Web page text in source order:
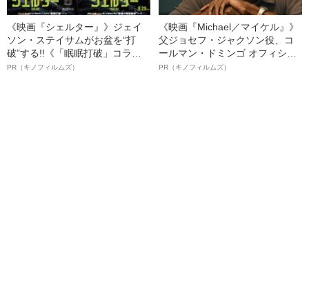
《映画『シェルター』》ジェイ
ソン・ステイサムがお盆を“打
破”する!!《「眠眠打破」コラ
ボ》
PR（キノフィルムズ）
《映画『Michael／マイケル』》
父ジョセフ・ジャクソン役、コ
ールマン・ドミンゴ オフィシャ
ルインタビュー“観客を魅了した
PR（キノフィルムズ）